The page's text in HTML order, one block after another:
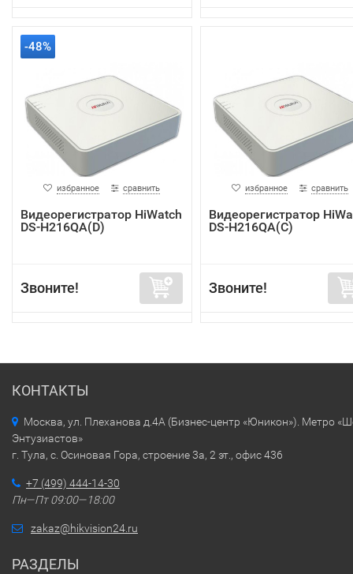
-48%
избранное сравнить
Видеорегистратор HiWatch
DS-H216QA(D)
Звоните!
избранное сравнить
Видеорегистратор
DS-H216QA(C)
Звоните!
КОНТАКТЫ
Москва, ул. Плеханова д.4А (Бизнес-центр «Юникон»). Метро
Энтузиастов»
г. Тула, с. Осиновая Гора, строение 3а, 2 эт., офис 436
+7 (499) 444-14-30
Пн—Пт 09:00—18:00
zakaz@hikvision24.ru
РАЗДЕЛЫ